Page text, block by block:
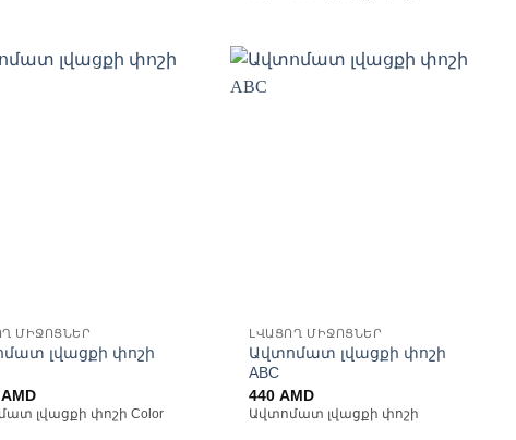
ՄԻՋՈՑՆԵՐ
լվացքի փոշի
AMD
լվացքի փոշի Color
ԼՎԱՑՈՂ ՄԻՋՈՑՆԵՐ
Ավտոմատ լվացքի փոշի
ABC
440AMD
Ավտոմատ լվացքի փոշի